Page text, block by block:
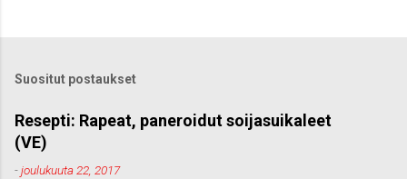
o
m
n
t
Suositut postaukset
Resepti: Rapeat, paneroidut soijasuikaleet
(VE)
-joulukuuta 22, 2017